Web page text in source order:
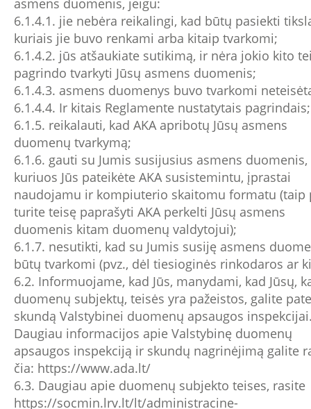
6.1.4.1. jie nebėra reikalingi, kad būtų pasiekti
kuriais jie buvo renkami arba kitaip tvarkomi;
6.1.4.2. jūs atšaukiate sutikimą, ir nėra jokio kito
pagrindo tvarkyti Jūsų asmens duomenis;
6.1.4.3. asmens duomenys buvo tvarkomi
6.1.4.4. Ir kitais Reglamente nustatytais pagrindais;
6.1.5. reikalauti, kad AKA apribotų Jūsų asmens
duomenų tvarkymą;
6.1.6. gauti su Jumis susijusius asmens duomenis,
kuriuos Jūs pateikėte AKA susistemintu, įprastai
naudojamu ir kompiuterio skaitomu formatu (taip
turite teisę paprašyti AKA perkelti Jūsų asmens
duomenis kitam duomenų valdytojui);
6.1.7. nesutikti, kad su Jumis susiję asmens
būtų tvarkomi (pvz., dėl tiesioginės rinkodaros ar
6.2. Informuojame, kad Jūs, manydami, kad Jūsų,
duomenų subjektų, teisės yra pažeistos, galite
skundą Valstybinei duomenų apsaugos
Daugiau informacijos apie Valstybinę duomenų
apsaugos inspekciją ir skundų nagrinėjimą galite
čia: https://www.ada.lt/
6.3. Daugiau apie duomenų subjekto teises, rasite
https://socmin.lrv.lt/lt/administracine-